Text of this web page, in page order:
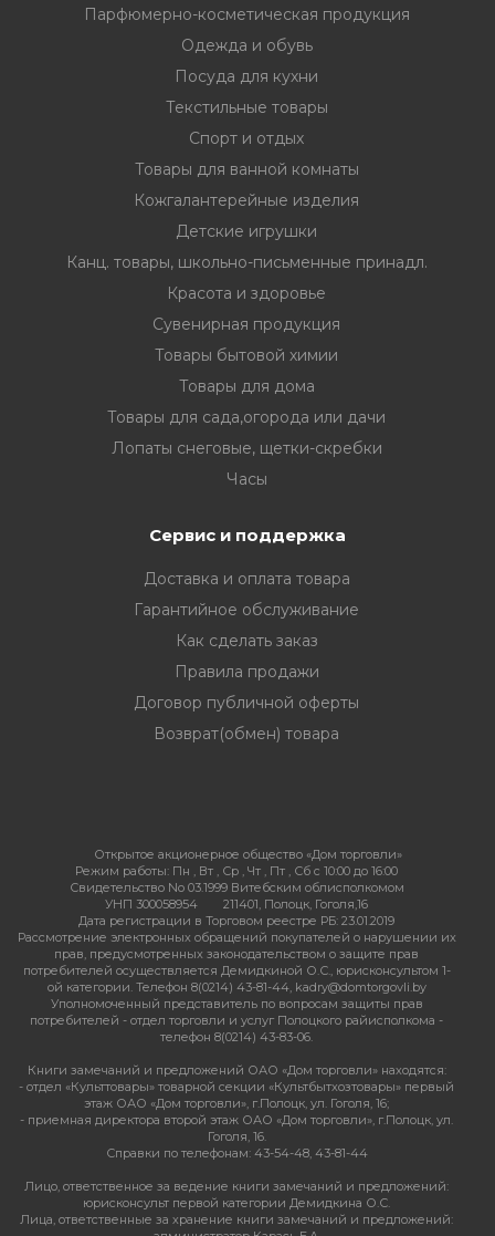
Парфюмерно-косметическая продукция
Одежда и обувь
Посуда для кухни
Текстильные товары
Спорт и отдых
Товары для ванной комнаты
Кожгалантерейные изделия
Детские игрушки
Канц. товары, школьно-письменные принадл.
Красота и здоровье
Сувенирная продукция
Товары бытовой химии
Товары для дома
Товары для сада,огорода или дачи
Лопаты снеговые, щетки-скребки
Часы
Сервис и поддержка
Доставка и оплата товара
Гарантийное обслуживание
Как сделать заказ
Правила продажи
Договор публичной оферты
Возврат(обмен) товара
Открытое акционерное общество «Дом торговли»
Режим работы: Пн , Вт , Ср , Чт , Пт , Сб c 10:00 до 16:00
Свидетельство No 03.1999 Витебским облисполкомом
УНП 300058954
211401, Полоцк, Гоголя,16
Дата регистрации в Торговом реестре РБ: 23.01.2019
Рассмотрение электронных обращений покупателей о нарушении их
прав, предусмотренных законодательством о защите прав
потребителей осуществляется Демидкиной О.С., юрисконсультом 1-
ой категории. Телефон 8(0214) 43-81-44, kadry@domtorgovli.by
Уполномоченный представитель по вопросам защиты прав
потребителей - отдел торговли и услуг Полоцкого райисполкома -
телефон 8(0214) 43-83-06.
Книги замечаний и предложений ОАО «Дом торговли» находятся:
- отдел «Культтовары» товарной секции «Культбытхозтовары» первый
этаж ОАО «Дом торговли», г.Полоцк, ул. Гоголя, 16;
- приемная директора второй этаж ОАО «Дом торговли», г.Полоцк, ул.
Гоголя, 16.
Справки по телефонам: 43-54-48, 43-81-44
Лицо, ответственное за ведение книги замечаний и предложений:
юрисконсульт первой категории Демидкина О.С.
Лица, ответственные за хранение книги замечаний и предложений: